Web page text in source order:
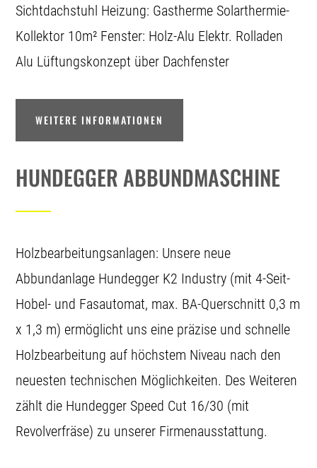
Sichtdachstuhl Heizung: Gastherme Solarthermie-
Kollektor 10m² Fenster: Holz-Alu Elektr. Rolladen
Alu Lüftungskonzept über Dachfenster
WEITERE INFORMATIONEN
HUNDEGGER ABBUNDMASCHINE
Holzbearbeitungsanlagen: Unsere neue
Abbundanlage Hundegger K2 Industry (mit 4-Seit-
Hobel- und Fasautomat, max. BA-Querschnitt 0,3 m
x 1,3 m) ermöglicht uns eine präzise und schnelle
Holzbearbeitung auf höchstem Niveau nach den
neuesten technischen Möglichkeiten. Des Weiteren
zählt die Hundegger Speed Cut 16/30 (mit
Revolverfräse) zu unserer Firmenausstattung.